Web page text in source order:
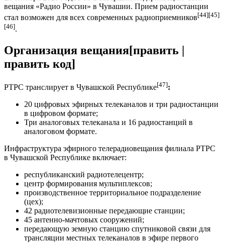
вещания «Радио России» в Чувашии. Прием радиостанции
стал возможен для всех современных радиоприемников[44][45]
[46].
Организация вещания[править |
править код]
РТРС транслирует в Чувашской Республике[47]:
20 цифровых эфирных телеканалов и три радиостанции
в цифровом формате;
Три аналоговых телеканала и 16 радиостанций в
аналоговом формате.
Инфраструктура эфирного телерадиовещания филиала РТРС
в Чувашской Республике включает:
республиканский радиотелецентр;
центр формирования мультиплексов;
производственное территориальное подразделение
(цех);
42 радиотелевизионные передающие станции;
45 антенно-мачтовых сооружений;
передающую земную станцию спутниковой связи для
трансляции местных телеканалов в эфире первого